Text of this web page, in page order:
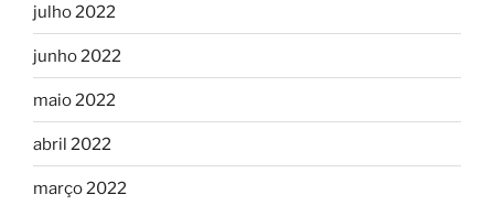
julho 2022
junho 2022
maio 2022
abril 2022
março 2022